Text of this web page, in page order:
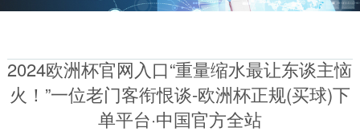
2024欧洲杯官网入口“重量缩水最让东谈主恼
火！”一位老门客衔恨谈-欧洲杯正规(买球)下
单平台·中国官方全站